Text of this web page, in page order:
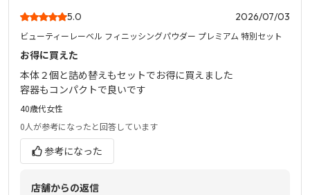
5.0 2026/07/03
ビューティーレーベル フィニッシングパウダー プレミアム 特別セット
お得に買えた
本体２個と詰め替えもセットでお得に買えました
容器もコンパクトで良いです
40歳代女性
0人が参考になったと回答しています
参考になった
店舗からの返信